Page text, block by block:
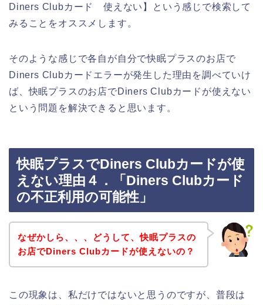
Diners Clubカード 使えない】という感じで検索して
みることをオススメします。
そのような感じで各自が自分で快眠プラスのお店で
Diners Clubカードエラーが発生した理由を調べていけ
ば、快眠プラスのお店でDiners Clubカードが使えない
という問題を解決できると思います。
快眠プラスでDiners Clubカードが使
えない理由４．「Diners Clubカード
の不正利用の可能性」
なぜかしら、、、どうして、快眠プラスの
お店でDiners Clubカードが使えないの？
この現象は、私だけではないと思うのですが、普段は